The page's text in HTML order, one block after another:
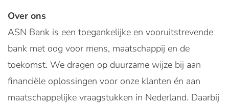
Over ons
ASN Bank is een toegankelijke en vooruitstrevende
bank met oog voor mens, maatschappij en de
toekomst. We dragen op duurzame wijze bij aan
financiële oplossingen voor onze klanten én aan
maatschappelijke vraagstukken in Nederland. Daarbij